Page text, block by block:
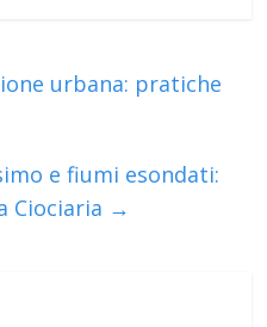
urbana: pratiche
e fiumi esondati:
Ciociaria →